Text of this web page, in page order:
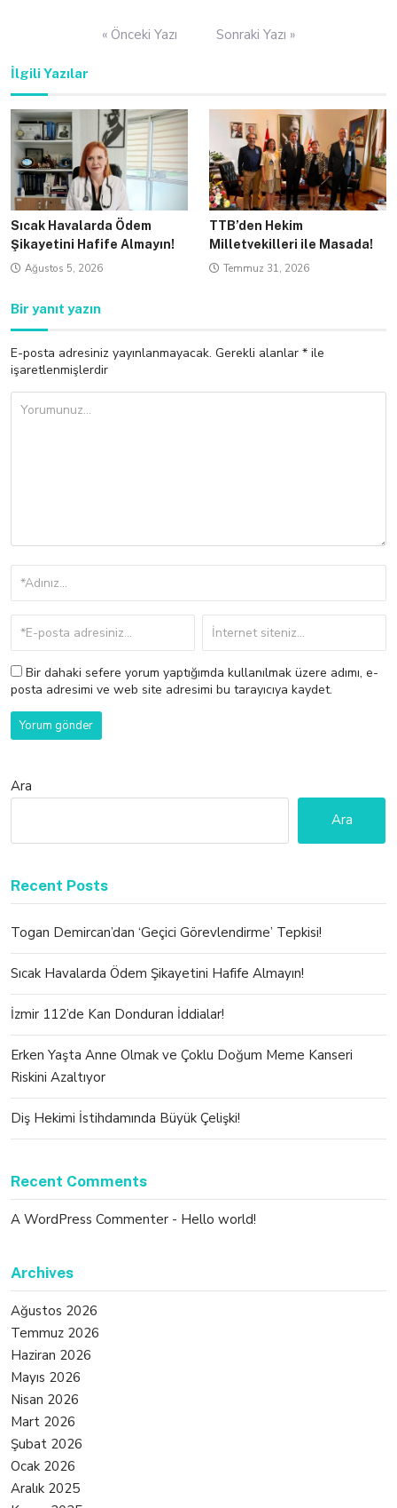
« Önceki Yazı Sonraki Yazı »
İlgili Yazılar
Sıcak Havalarda Ödem
Şikayetini Hafife Almayın!
Ağustos 5, 2026
TTB’den Hekim
Milletvekilleri ile Masada!
Temmuz 31, 2026
Bir yanıt yazın
E-posta adresiniz yayınlanmayacak. Gerekli alanlar * ile
işaretlenmişlerdir
Bir dahaki sefere yorum yaptığımda kullanılmak üzere adımı, e-
posta adresimi ve web site adresimi bu tarayıcıya kaydet.
Ara
Ara
Recent Posts
Togan Demircan’dan ‘Geçici Görevlendirme’ Tepkisi!
Sıcak Havalarda Ödem Şikayetini Hafife Almayın!
İzmir 112’de Kan Donduran İddialar!
Erken Yaşta Anne Olmak ve Çoklu Doğum Meme Kanseri
Riskini Azaltıyor
Diş Hekimi İstihdamında Büyük Çelişki!
Recent Comments
A WordPress Commenter - Hello world!
Archives
Ağustos 2026
Temmuz 2026
Haziran 2026
Mayıs 2026
Nisan 2026
Mart 2026
Şubat 2026
Ocak 2026
Aralık 2025